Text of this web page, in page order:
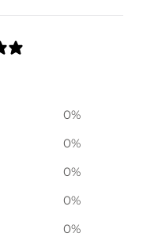
0%
0%
0%
0%
0%